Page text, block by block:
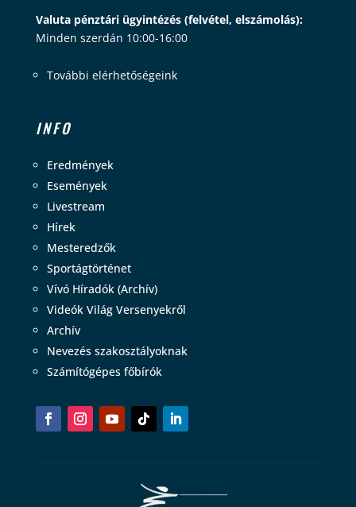
Valuta pénztári ügyintézés (felvétel, elszámolás):
Minden szerdán 10:00-16:00
További elérhetőségeink
INFO
Eredmények
Események
Livestream
Hírek
Mesteredzők
Sportágtörténet
Vívó Híradók (Archív)
Videók Világ Versenyekről
Archív
Nevezés szakosztályoknak
Számítógépes főbírók